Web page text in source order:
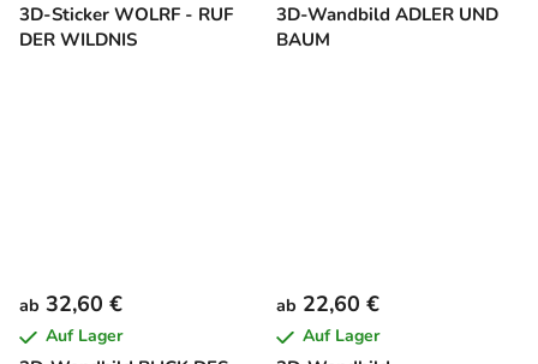
3D-Sticker WOLRF - RUF
DER WILDNIS
3D-Wandbild ADLER UND
BAUM
ab 32,60 €
Auf Lager
ab 22,60 €
Auf Lager